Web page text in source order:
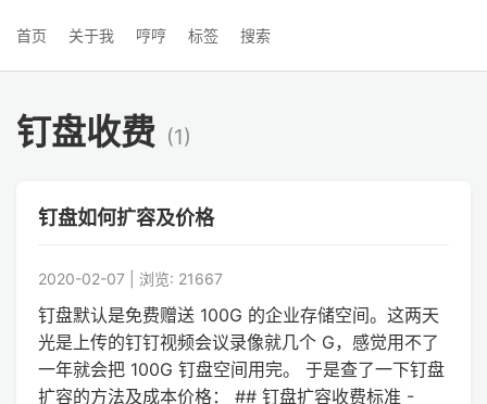
首页 关于我 哼哼 标签 搜索
钉盘收费 (1)
钉盘如何扩容及价格
2020-02-07 | 浏览: 21667
钉盘默认是免费赠送 100G 的企业存储空间。这两天
光是上传的钉钉视频会议录像就几个 G，感觉用不了
一年就会把 100G 钉盘空间用完。 于是查了一下钉盘
扩容的方法及成本价格： ## 钉盘扩容收费标准 -